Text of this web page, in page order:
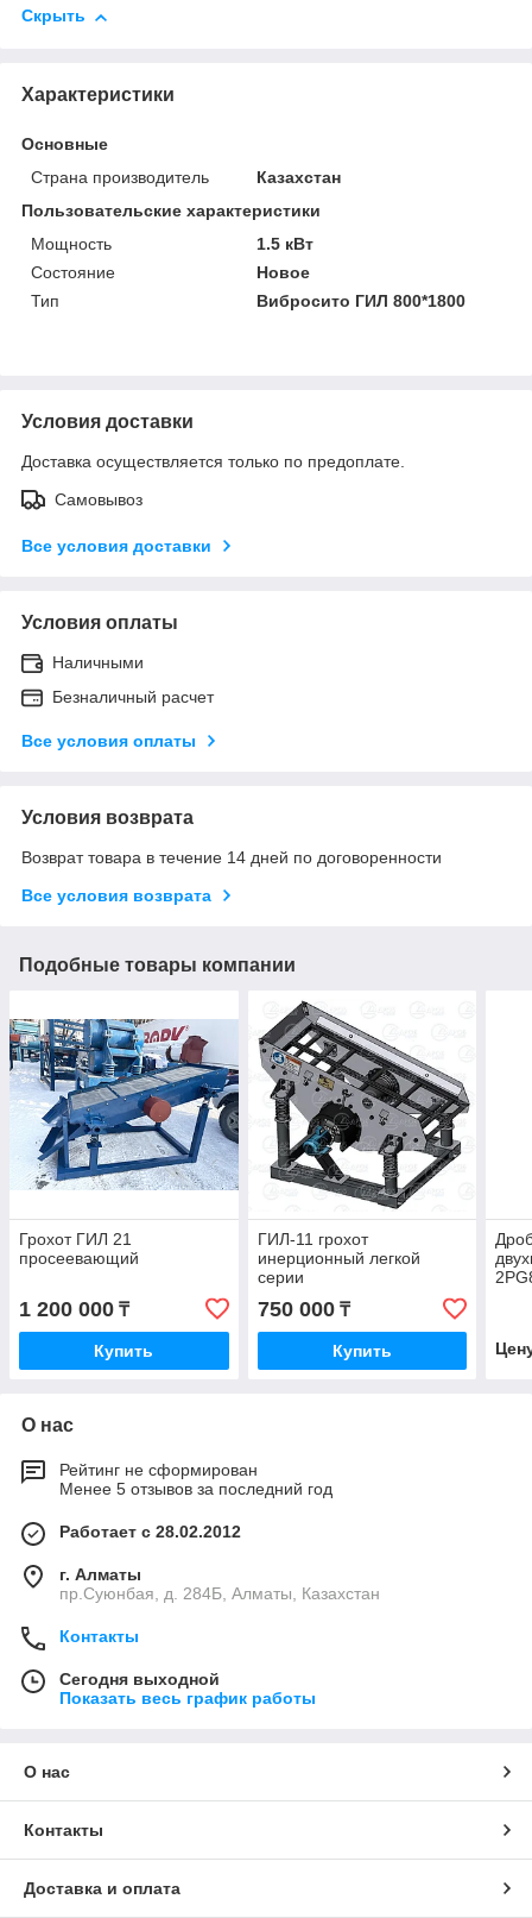
Скрыть
Характеристики
Основные
Страна производитель
Казахстан
Пользовательские характеристики
Мощность
1.5 кВт
Состояние
Новое
Тип
Вибросито ГИЛ 800*1800
Условия доставки
Доставка осуществляется только по предоплате.
Самовывоз
Все условия доставки
Условия оплаты
Наличными
Безналичный расчет
Все условия оплаты
Условия возврата
Возврат товара в течение 14 дней по договоренности
Все условия возврата
Подобные товары компании
Грохот ГИЛ 21
просеевающий
1 200 000 ₸
Купить
ГИЛ-11 грохот
инерционный легкой
серии
750 000₸
Купить
О нас
Рейтинг не сформирован
Менее 5 отзывов за последний год
Работает с 28.02.2012
г. Алматы
пр.Суюнбая, д. 284Б, Алматы, Казахстан
Контакты
Сегодня выходной
Показать весь график работы
О нас
Контакты
Доставка и оплата